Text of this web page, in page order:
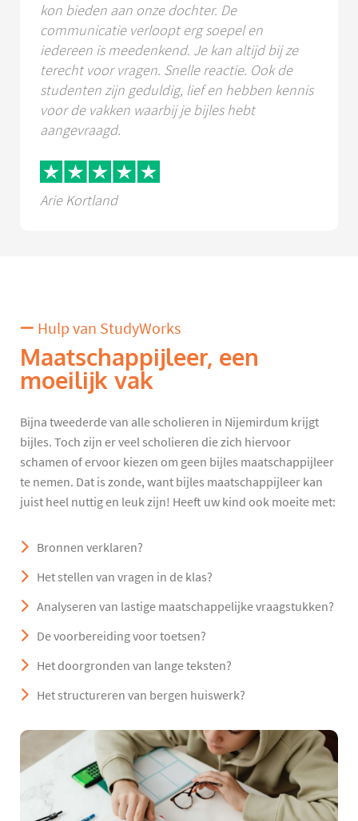
kon bieden aan onze dochter. De
communicatie verloopt erg soepel en
iedereen is meedenkend. Je kan altijd bij ze
terecht voor vragen. Snelle reactie. Ook de
studenten zijn geduldig, lief en hebben kennis
voor de vakken waarbij je bijles hebt
aangevraagd.
Arie Kortland
Hulp van StudyWorks
Maatschappijleer, een
moeilijk vak
Bijna tweederde van alle scholieren in Nijemirdum krijgt
bijles. Toch zijn er veel scholieren die zich hiervoor
schamen of ervoor kiezen om geen bijles maatschappijleer
te nemen. Dat is zonde, want bijles maatschappijleer kan
juist heel nuttig en leuk zijn! Heeft uw kind ook moeite met:
Bronnen verklaren?
Het stellen van vragen in de klas?
Analyseren van lastige maatschappelijke vraagstukken?
De voorbereiding voor toetsen?
Het doorgronden van lange teksten?
Het structureren van bergen huiswerk?